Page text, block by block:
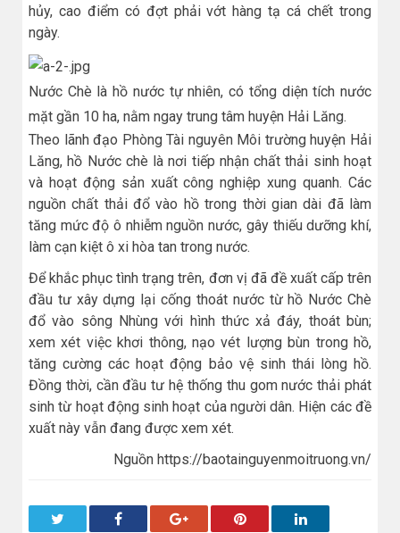
hủy, cao điểm có đợt phải vớt hàng tạ cá chết trong
ngày.
Nước Chè là hồ nước tự nhiên, có tổng diện tích nước
mặt gần 10 ha, nằm ngay trung tâm huyện Hải Lăng.
Theo lãnh đạo Phòng Tài nguyên Môi trường huyện Hải
Lăng, hồ Nước chè là nơi tiếp nhận chất thải sinh hoạt
và hoạt động sản xuất công nghiệp xung quanh. Các
nguồn chất thải đổ vào hồ trong thời gian dài đã làm
tăng mức độ ô nhiễm nguồn nước, gây thiếu dưỡng khí,
làm cạn kiệt ô xi hòa tan trong nước.
Để khắc phục tình trạng trên, đơn vị đã đề xuất cấp trên
đầu tư xây dựng lại cống thoát nước từ hồ Nước Chè
đổ vào sông Nhùng với hình thức xả đáy, thoát bùn;
xem xét việc khơi thông, nạo vét lượng bùn trong hồ,
tăng cường các hoạt động bảo vệ sinh thái lòng hồ.
Đồng thời, cần đầu tư hệ thống thu gom nước thải phát
sinh từ hoạt động sinh hoạt của người dân. Hiện các đề
xuất này vẫn đang được xem xét.
Nguồn https://baotainguyenmoitruong.vn/
Facebook Google+ Pinterest LinkedIn